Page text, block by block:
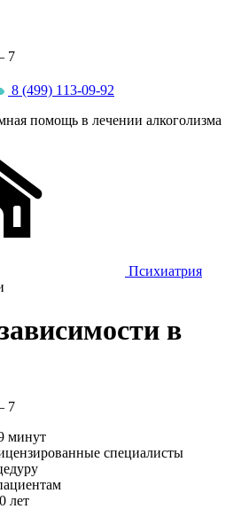
7
8 (499) 113-09-92
помощь в лечении алкоголизма
Психиатрия
в
7
минут
специалисты
лет